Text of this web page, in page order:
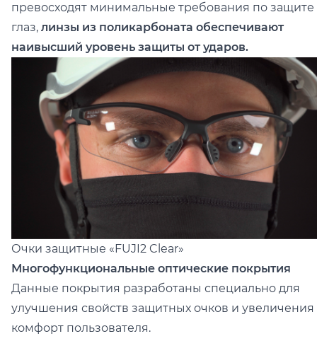
превосходят минимальные требования по защите
глаз, линзы из поликарбоната обеспечивают
наивысший уровень защиты от ударов.
Очки защитные «FUJI2 Clear»
Многофункциональные оптические покрытия
Данные покрытия разработаны специально для
улучшения свойств защитных очков и увеличения
комфорт пользователя.